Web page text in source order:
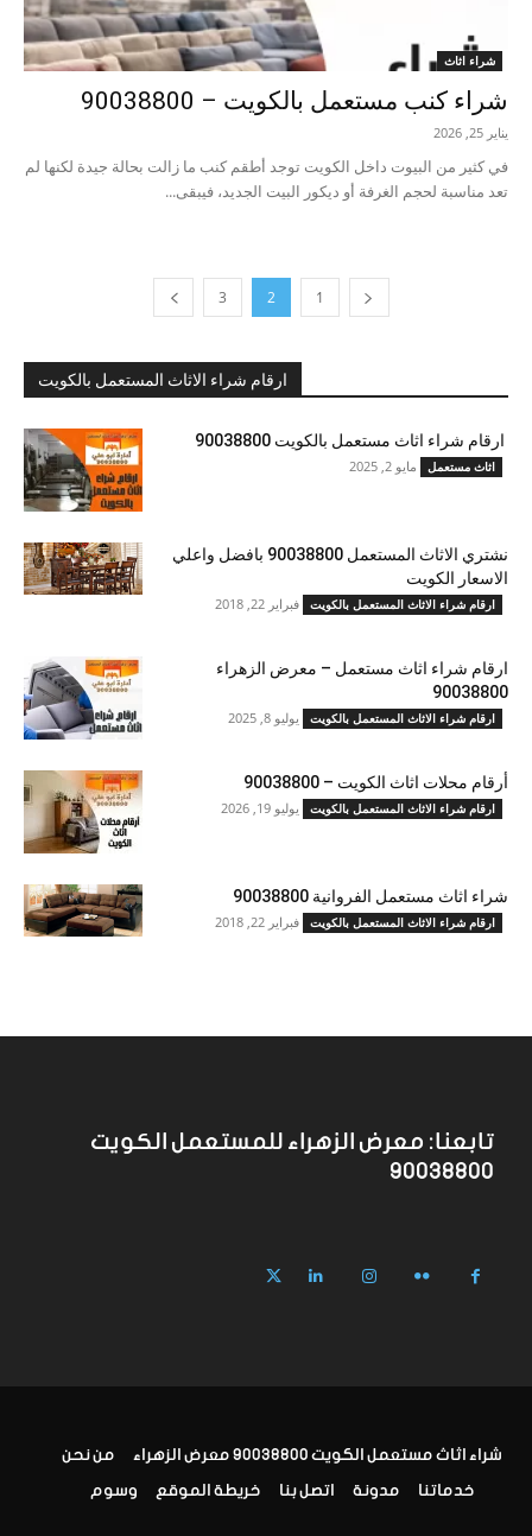
شراء اثاث
شراء كنب مستعمل بالكويت – 90038800
يناير 25, 2026
في كثير من البيوت داخل الكويت توجد أطقم كنب ما زالت بحالة جيدة لكنها لم
تعد مناسبة لحجم الغرفة أو ديكور البيت الجديد، فيبقى...
1
2
3
ارقام شراء الاثاث المستعمل بالكويت
ارقام شراء اثاث مستعمل بالكويت 90038800
اثاث مستعمل مايو 2, 2025
نشتري الاثاث المستعمل 90038800 بافضل واعلي
الاسعار الكويت
ارقام شراء الاثاث المستعمل بالكويت فبراير 22, 2018
ارقام شراء اثاث مستعمل – معرض الزهراء
90038800
ارقام شراء الاثاث المستعمل بالكويت يوليو 8, 2025
أرقام محلات اثاث الكويت – 90038800
ارقام شراء الاثاث المستعمل بالكويت يوليو 19, 2026
شراء اثاث مستعمل الفروانية 90038800
ارقام شراء الاثاث المستعمل بالكويت فبراير 22, 2018
تابعنا: معرض الزهراء للمستعمل الكويت
90038800
شراء اثاث مستعمل الكويت 90038800 معرض الزهراء من نحن
خدماتنا مدونة اتصل بنا خريطة الموقع وسوم